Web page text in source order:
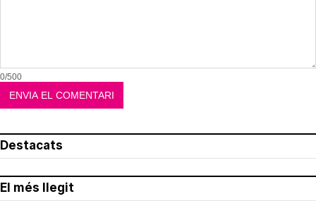
0/500
Destacats
El més llegit